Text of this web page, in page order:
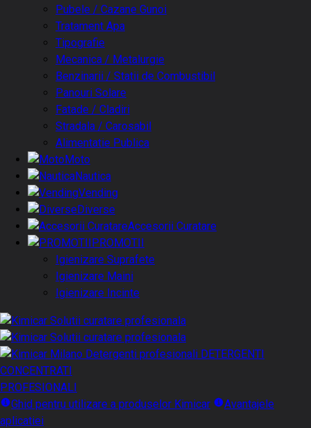
Pubele / Cazane Gunoi
Tratament Apa
Tipografie
Mecanica / Metalurgie
Benzinarii / Statii de Combustibil
Panouri Solare
Fatade / Cladiri
Stradala / Carosabil
Alimentatie Publica
Moto
Nautica
Vending
Diverse
Accesorii Curatare
PROMOTII
Igienizare Suprafete
Igienizare Maini
Igienizare Incinte
DETERGENTI
CONCENTRATI
PROFESIONALI
Ghid pentru utilizare a produselor Kimicar
Avantajele
aplicatiei